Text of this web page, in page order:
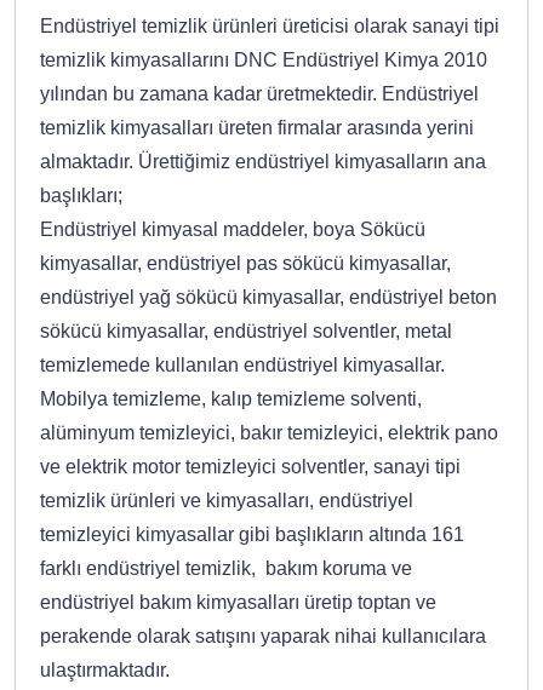
Endüstriyel temizlik ürünleri üreticisi olarak sanayi tipi
temizlik kimyasallarını DNC Endüstriyel Kimya 2010
yılından bu zamana kadar üretmektedir. Endüstriyel
temizlik kimyasalları üreten firmalar arasında yerini
almaktadır. Ürettiğimiz endüstriyel kimyasalların ana
başlıkları;
Endüstriyel kimyasal maddeler, boya Sökücü
kimyasallar, endüstriyel pas sökücü kimyasallar,
endüstriyel yağ sökücü kimyasallar, endüstriyel beton
sökücü kimyasallar, endüstriyel solventler, metal
temizlemede kullanılan endüstriyel kimyasallar.
Mobilya temizleme, kalıp temizleme solventi,
alüminyum temizleyici, bakır temizleyici, elektrik pano
ve elektrik motor temizleyici solventler, sanayi tipi
temizlik ürünleri ve kimyasalları, endüstriyel
temizleyici kimyasallar gibi başlıkların altında 161
farklı endüstriyel temizlik, bakım koruma ve
endüstriyel bakım kimyasalları üretip toptan ve
perakende olarak satışını yaparak nihai kullanıcılara
ulaştırmaktadır.